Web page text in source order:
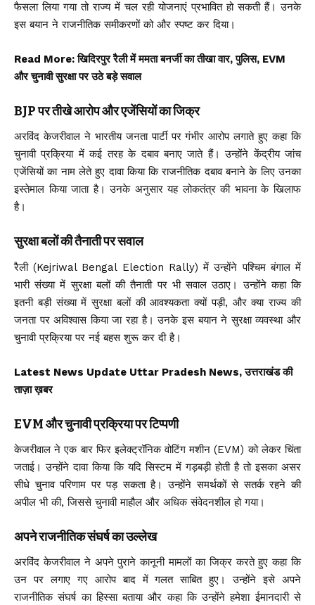
फैसला लिया गया तो राज्य में चल रही योजनाएं प्रभावित हो सकती हैं। उनके
इस बयान ने राजनीतिक समीकरणों को और स्पष्ट कर दिया।
Read More:खिदिरपुर रैली में ममता बनर्जी का तीखा वार, पुलिस, EVM
और चुनावी सुरक्षा पर उठे बड़े सवाल
BJP पर तीखे आरोप और एजेंसियों का जिक्र
अरविंद केजरीवाल ने भारतीय जनता पार्टी पर गंभीर आरोप लगाते हुए कहा कि
चुनावी प्रक्रिया में कई तरह के दबाव बनाए जाते हैं। उन्होंने केंद्रीय जांच
एजेंसियों का नाम लेते हुए दावा किया कि राजनीतिक दबाव बनाने के लिए उनका
इस्तेमाल किया जाता है। उनके अनुसार यह लोकतंत्र की भावना के खिलाफ
है।
सुरक्षा बलों की तैनाती पर सवाल
रैली (Kejriwal Bengal Election Rally) में उन्होंने पश्चिम बंगाल में
भारी संख्या में सुरक्षा बलों की तैनाती पर भी सवाल उठाए। उन्होंने कहा कि
इतनी बड़ी संख्या में सुरक्षा बलों की आवश्यकता क्यों पड़ी, और क्या राज्य की
जनता पर अविश्वास किया जा रहा है। उनके इस बयान ने सुरक्षा व्यवस्था और
चुनावी प्रक्रिया पर नई बहस शुरू कर दी है।
Latest News Update Uttar Pradesh News, उत्तराखंड की
ताज़ा ख़बर
EVM और चुनावी प्रक्रिया पर टिप्पणी
केजरीवाल ने एक बार फिर इलेक्ट्रॉनिक वोटिंग मशीन (EVM) को लेकर चिंता
जताई। उन्होंने दावा किया कि यदि सिस्टम में गड़बड़ी होती है तो इसका असर
सीधे चुनाव परिणाम पर पड़ सकता है। उन्होंने समर्थकों से सतर्क रहने की
अपील भी की, जिससे चुनावी माहौल और अधिक संवेदनशील हो गया।
अपने राजनीतिक संघर्ष का उल्लेख
अरविंद केजरीवाल ने अपने पुराने कानूनी मामलों का जिक्र करते हुए कहा कि
उन पर लगाए गए आरोप बाद में गलत साबित हुए। उन्होंने इसे अपने
राजनीतिक संघर्ष का हिस्सा बताया और कहा कि उन्होंने हमेशा ईमानदारी से